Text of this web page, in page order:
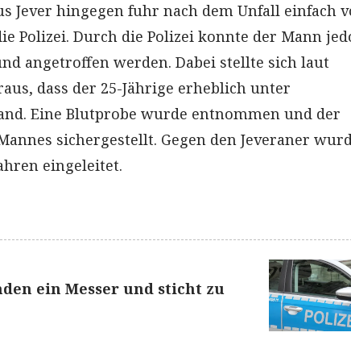
Jever hingegen fuhr nach dem Unfall einfach
Polizei. Durch die Polizei konnte der Mann
angetroffen werden. Dabei stellte sich laut
dass der 25-Jährige erheblich unter
Eine Blutprobe wurde entnommen und der
sichergestellt. Gegen den Jeveraner
eingeleitet.
ein Messer und sticht zu